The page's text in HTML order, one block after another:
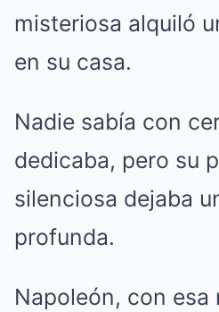
misteriosa alquiló
en su casa.
Nadie sabía con
dedicaba, pero su
silenciosa dejaba
profunda.
Napoleón, con esa